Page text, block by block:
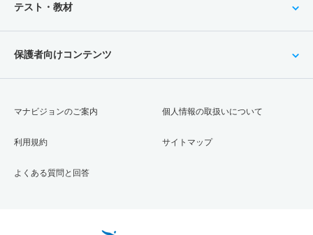
テスト・教材
保護者向けコンテンツ
マナビジョンのご案内
利用規約
よくある質問と回答
個人情報の取扱いについて
サイトマップ